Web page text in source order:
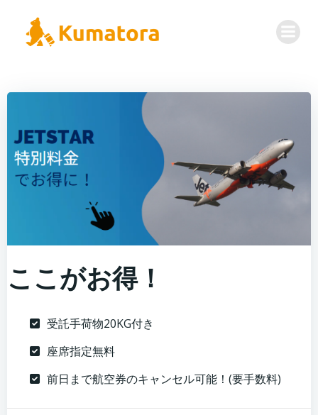
テ
へ
ッ
プ
ここがお得！
受託手荷物20KG付き
座席指定無料
前日まで航空券のキャンセル可能！(要手数料)